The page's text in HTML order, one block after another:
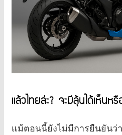
แล้วไทยล่ะ? จะมีลุ้นได้เห็นหรื
แม้ตอนนี้ยังไม่มีการยืนยันว่า